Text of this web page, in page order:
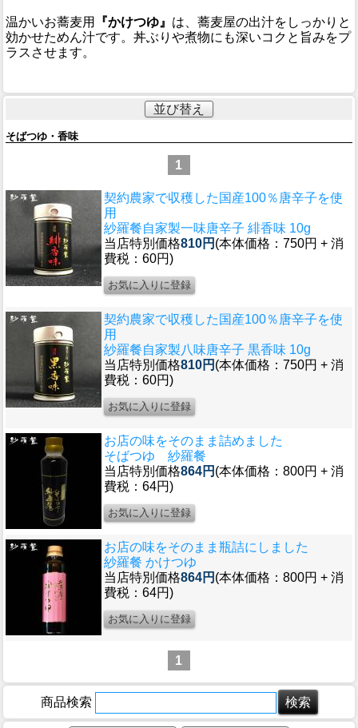
温かいお蕎麦用 『かけつゆ』 は、蕎麦屋の出汁をしっかりと
効かせためん汁です。丼ぶりや煮物にも深いコクと旨みをプ
ラスさせます。
並び替え
そばつゆ・香味
1
契約農家で収穫した国産100％唐辛子を使
用
紗羅餐自家製一味唐辛子 緋香味 10g
当店特別価格810円 (本体価格：750円 + 消
費税：60円)
契約農家で収穫した国産100％唐辛子を使
用
紗羅餐自家製八味唐辛子 黒香味 10g
当店特別価格810円 (本体価格：750円 + 消
費税：60円)
お店の味をそのまま詰めました
そばつゆ 紗羅餐
当店特別価格864円 (本体価格：800円 + 消
費税：64円)
お店の味をそのまま瓶詰にしました
紗羅餐 かけつゆ
当店特別価格864円 (本体価格：800円 + 消
費税：64円)
1
商品検索